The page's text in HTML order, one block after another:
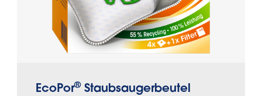
können.
EcoPor® Staubsaugerbeutel